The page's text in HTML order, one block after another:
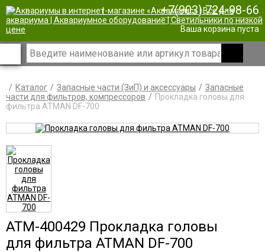
| +7(903) 724-98-66
Ваша корзина пуста
Каталог Запасные части (ЗиП) и аксессуары
Запасные
части для фильтров, компрессоров
Прокладка головы для
фильтра ATMAN DF-700
ATM-400429 Прокладка головы
для фильтра ATMAN DF-700